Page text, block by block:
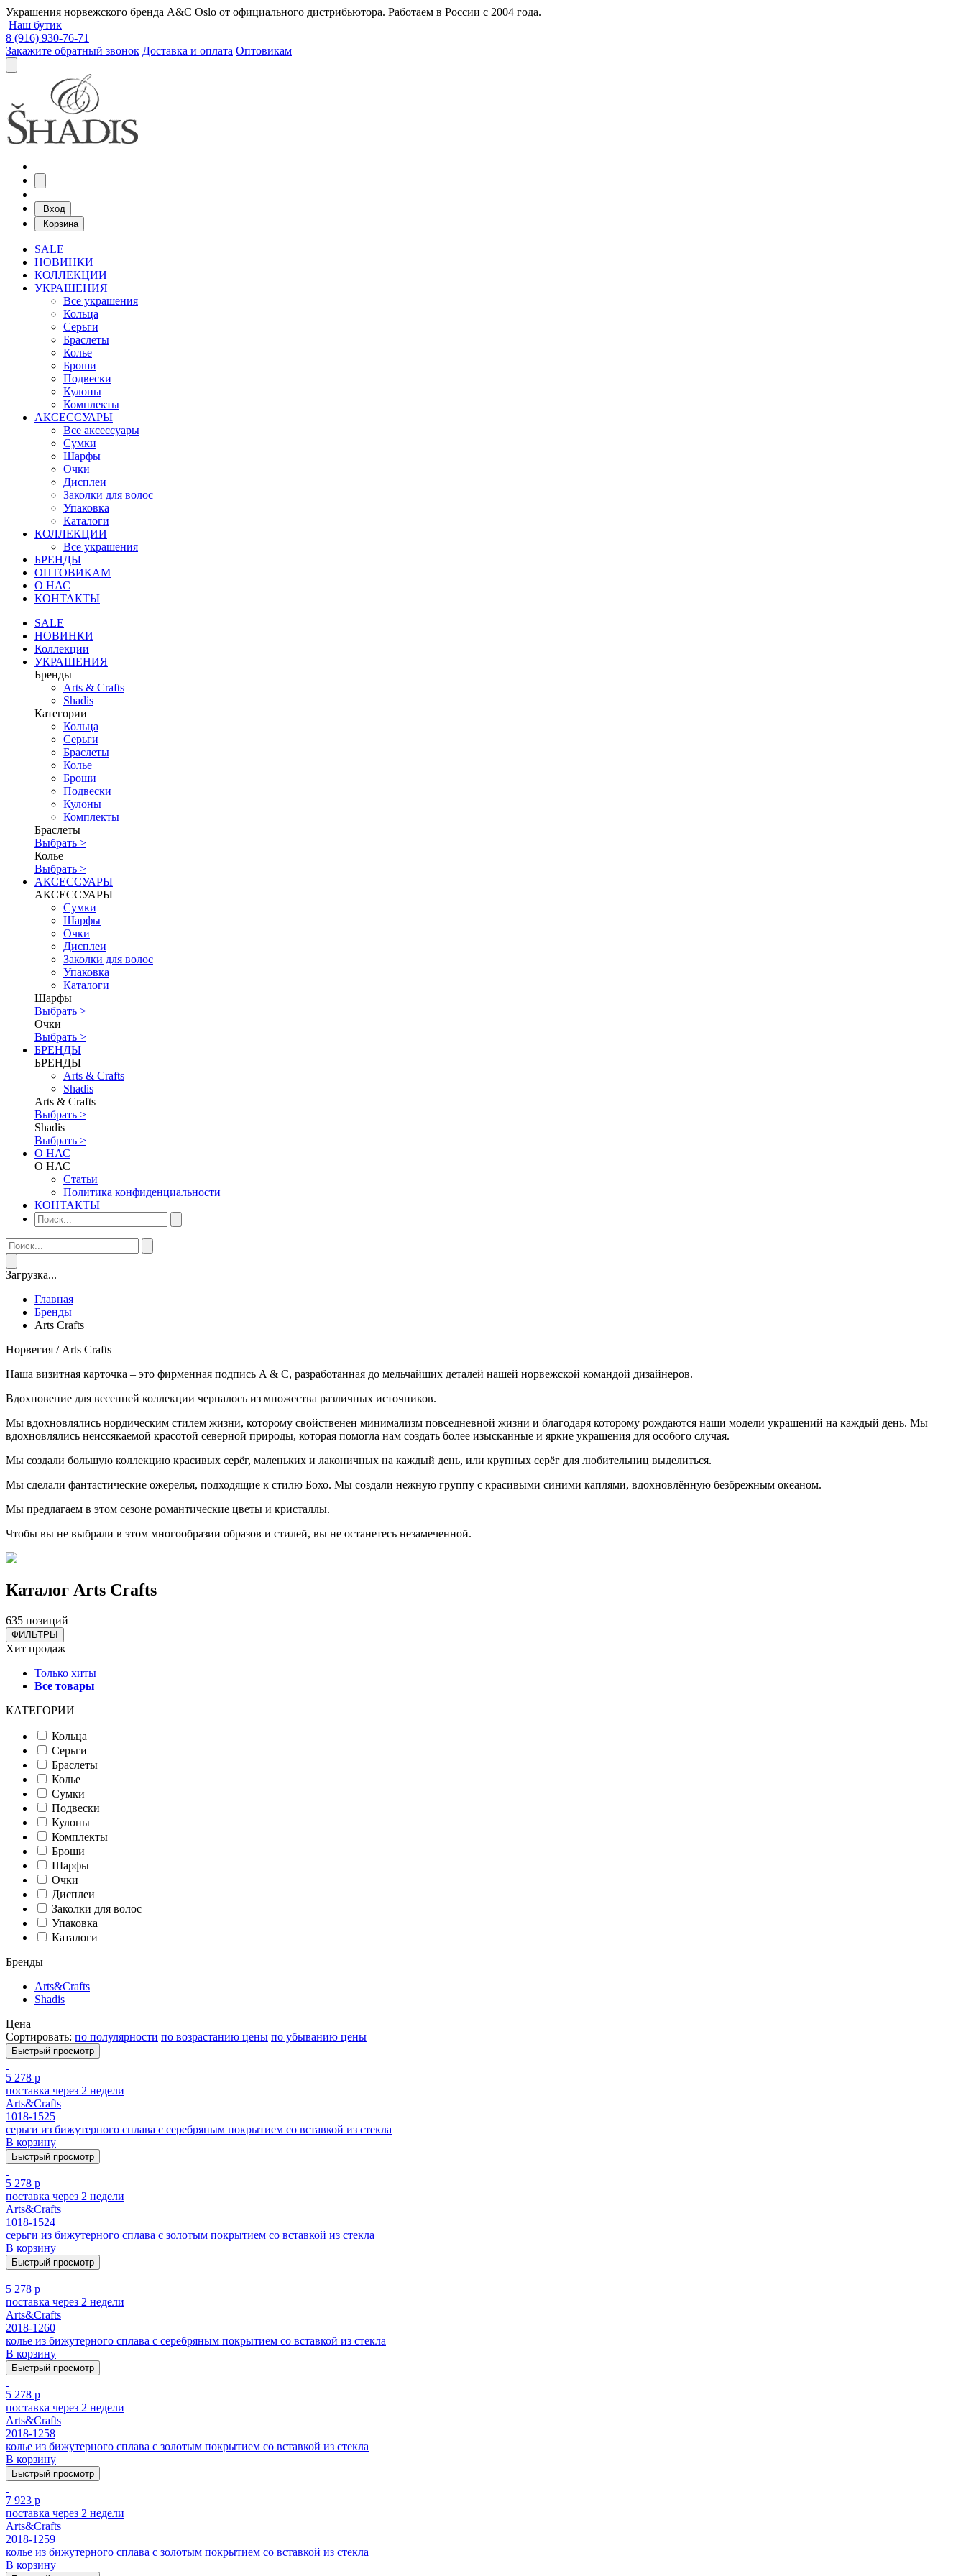
Украшения норвежского бренда A&C Oslo от официального дистрибьютора. Работаем в России с 2004 года.
Наш бутик
8 (916) 930-76-71
Закажите обратный звонок Доставка и оплата Оптовикам
Вход
Корзина
SALE
НОВИНКИ
КОЛЛЕКЦИИ
УКРАШЕНИЯ
Все украшения
Кольца
Серьги
Браслеты
Колье
Броши
Подвески
Кулоны
Комплекты
АКСЕССУАРЫ
Все аксессуары
Сумки
Шарфы
Очки
Дисплеи
Заколки для волос
Упаковка
Каталоги
КОЛЛЕКЦИИ
Все украшения
БРЕНДЫ
ОПТОВИКАМ
О НАС
КОНТАКТЫ
SALE
НОВИНКИ
Коллекции
УКРАШЕНИЯ
Бренды
Аrts & Сrafts
Shadis
Категории
Кольца
Серьги
Браслеты
Колье
Броши
Подвески
Кулоны
Комплекты
Браслеты
Выбрать >
Колье
Выбрать >
АКСЕССУАРЫ
АКСЕССУАРЫ
Сумки
Шарфы
Очки
Дисплеи
Заколки для волос
Упаковка
Каталоги
Шарфы
Выбрать >
Очки
Выбрать >
БРЕНДЫ
БРЕНДЫ
Аrts & Сrafts
Shadis
Аrts & Сrafts
Выбрать >
Shadis
Выбрать >
О НАС
О НАС
Статьи
Политика конфиденциальности
КОНТАКТЫ
Загрузка...
Главная
Бренды
Аrts Сrafts
Норвегия / Аrts Сrafts
Наша визитная карточка – это фирменная подпись A & C, разработанная до мельчайших деталей нашей норвежской командой дизайнеров.
Вдохновение для весенней коллекции черпалось из множества различных источников.
Мы вдохновлялись нордическим стилем жизни, которому свойственен минимализм повседневной жизни и благодаря которому рождаются наши модели украшений на каждый день. Мы
вдохновлялись неиссякаемой красотой северной природы, которая помогла нам создать более изысканные и яркие украшения для особого случая.
Мы создали большую коллекцию красивых серёг, маленьких и лаконичных на каждый день, или крупных серёг для любительниц выделиться.
Мы сделали фантастические ожерелья, подходящие к стилю Бохо. Мы создали нежную группу с красивыми синими каплями, вдохновлённую безбрежным океаном.
Мы предлагаем в этом сезоне романтические цветы и кристаллы.
Чтобы вы не выбрали в этом многообразии образов и стилей, вы не останетесь незамеченной.
Каталог Аrts Сrafts
635 позиций
ФИЛЬТРЫ
Хит продаж
Только хиты
Все товары
КАТЕГОРИИ
Кольца
Серьги
Браслеты
Колье
Сумки
Подвески
Кулоны
Комплекты
Броши
Шарфы
Очки
Дисплеи
Заколки для волос
Упаковка
Каталоги
Бренды
Arts&Crafts
Shadis
Цена
Сортировать: по полулярности по возрастанию цены по убыванию цены
Быстрый просмотр
5 278 р
поставка через 2 недели
Arts&Crafts
1018-1525
серьги из бижутерного сплава с серебряным покрытием cо вставкой из стекла
В корзину
Быстрый просмотр
5 278 р
поставка через 2 недели
Arts&Crafts
1018-1524
серьги из бижутерного сплава с золотым покрытием cо вставкой из стекла
В корзину
Быстрый просмотр
5 278 р
поставка через 2 недели
Arts&Crafts
2018-1260
колье из бижутерного сплава с серебряным покрытием cо вставкой из стекла
В корзину
Быстрый просмотр
5 278 р
поставка через 2 недели
Arts&Crafts
2018-1258
колье из бижутерного сплава с золотым покрытием cо вставкой из стекла
В корзину
Быстрый просмотр
7 923 р
поставка через 2 недели
Arts&Crafts
2018-1259
колье из бижутерного сплава с золотым покрытием cо вставкой из стекла
В корзину